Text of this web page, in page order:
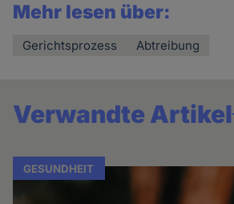
Mehr lesen über:
Gerichtsprozess Abtreibung
Verwandte Artikel
GESUNDHEIT